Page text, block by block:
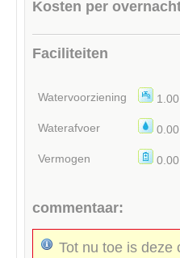
Kosten per
Faciliteiten
Watervoorziening 1.00
Waterafvoer 0.00
Vermogen 0.00
commentaar:
Tot nu toe is deze